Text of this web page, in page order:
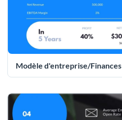
Modèle d'entreprise/Finances